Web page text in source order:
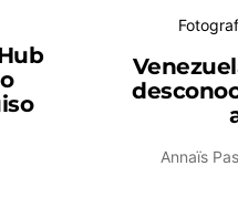
Annaïs